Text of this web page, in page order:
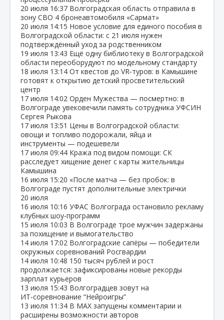
20 июля 16:37 Волгоградская область отправила в
зону СВО 4 бронеавтомобиля «Сармат»
20 июля 14:15 Новое условие для единого пособия в
Волгоградской области: с 21 июля нужен
подтверждённый уход за родственником
19 июля 13:43 Ещё одну библиотеку в Волгоградской
области переоборудуют по модельному стандарту
18 июля 13:14 От квестов до VR‑туров: в Камышине
готовят к открытию детский просветительский
центр
17 июля 14:02 Орден Мужества — посмертно: в
Волгограде увековечили память сотрудника УФСИН
Сергея Рыкова
17 июля 13:51 Цены в Волгоградской области:
овощи и топливо подорожали, яйца и
инструменты — подешевели
17 июля 09:44 Кража под видом помощи: СК
расследует хищение денег с карты жительницы
Камышина
16 июля 15:20 «После матча — без пробок: в
Волгограде пустят дополнительные электрички
20 июля
16 июля 10:16 УФАС Волгограда остановило рекламу
клубных шоу‑программ
15 июля 10:03 В Волгограде трое мужчин задержаны
за похищение и вымогательство
14 июля 17:02 Волгоградские сапёры — победители
окружных соревнований Росгвардии
14 июля 10:48 150 тысяч рублей и рост
продолжается: зафиксированы новые рекорды
зарплат курьеров
13 июля 15:43 Волгоградцев зовут на
ИТ‑соревнование “Нейроигры”
13 июля 11:34 В МАХ запущены комментарии и
расширены возможности авторов